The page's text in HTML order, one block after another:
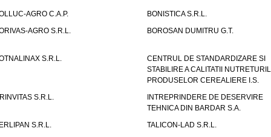
AGRO C.A.P.
BONISTICA S.R.L.
AGRO S.R.L.
BOROSAN DUMITRU G.T.
S.R.L.
CENTRUL DE STANDARDIZARE SI
STABILIRE A CALITATII
PRODUSELOR CEREALIERE I.S.
S.R.L.
INTREPRINDERE DE DESERVIRE
TEHNICA DIN BARDAR S.A.
S.R.L.
TALICON-LAD S.R.L.